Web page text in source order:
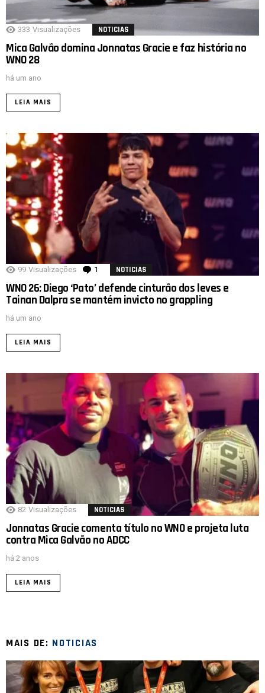
333 Visualizações NOTICIAS
Mica Galvão domina Jonnatas Gracie e faz história no
WNO 28
há um ano
LEIA MAIS
99 Visualizações 1 comentário
NOTICIAS
WNO 26: Diego ‘Pato’ defende cinturão dos leves e
Tainan Dalpra se mantém invicto no grappling
há um ano
LEIA MAIS
82 Visualizações NOTICIAS
Jonnatas Gracie comenta título no WNO e projeta luta
contra Mica Galvão no ADCC
há 2 anos
LEIA MAIS
MAIS DE: NOTICIAS